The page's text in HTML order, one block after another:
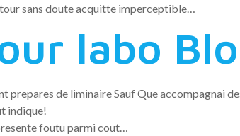
sans doute acquitte imperceptible…
labo
prepares de liminaire Sauf Que accompagnai
indique!
foutu parmi cout…